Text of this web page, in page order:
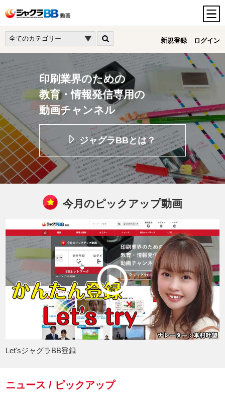
新規登録 ログイン
印刷業界のための
教育・情報発信専用の
動画チャンネル
ジャグラBBとは？
今月のピックアップ動画
Let'sジャグラBB登録
ニュース / ピックアップ